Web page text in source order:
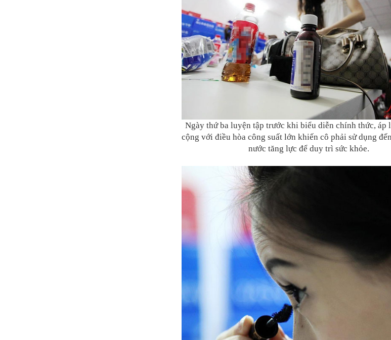
Ngày thứ ba luyện tập trước khi biểu diễn chính thức, áp
cộng với điều hòa công suất lớn khiến cô phải sử dụng
nước tăng lực để duy trì sức khỏe.